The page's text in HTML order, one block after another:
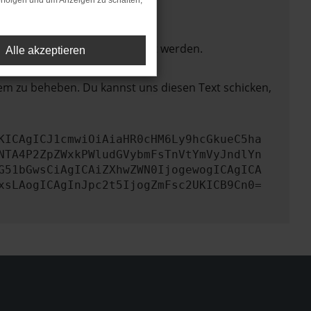
nicht mehr unterstützt werden.
zu beheben. Du kannst uns diesen Text schicken,
Alle akzeptieren